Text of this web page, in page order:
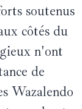
soutenus
côtés du
n'ont
de
Wazalendo